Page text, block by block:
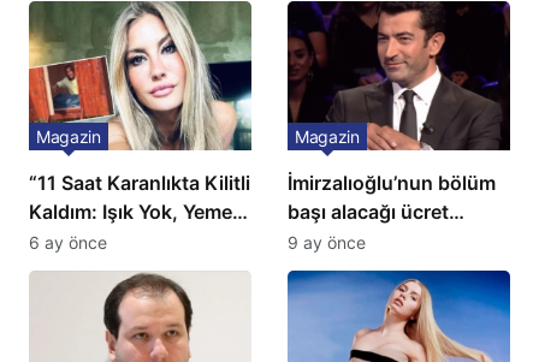
“11 Saat Karanlıkta Kilitli
Kaldım: Işık Yok, Yemek
Yok, Tuvalet Yok!”
Çağla Şikel’den Şok
Magazin
6 ay önce
İmirzalıoğlu’nun bölüm
başı alacağı ücret
Türkiye’de bir ilk:
Gözünü 2 ilçeye dikti!
Magazin
9 ay önce